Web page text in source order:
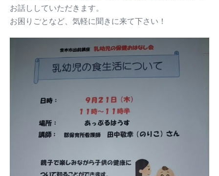
お話ししていただきます。
お困りごとなど、気軽に聞きに来て下さい！